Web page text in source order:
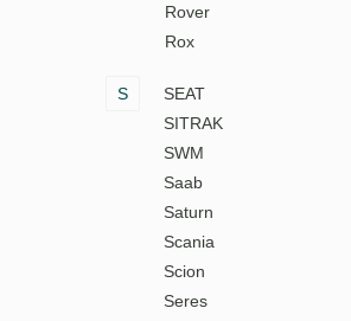
Rover
Rox
S
SEAT
SITRAK
SWM
Saab
Saturn
Scania
Scion
Seres